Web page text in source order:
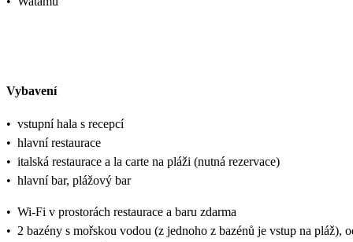
Vybavení
• vstupní hala s recepcí
• hlavní restaurace
• italská restaurace a la carte na pláži (nutná rezervace)
• hlavní bar, plážový bar
• Wi-Fi v prostorách restaurace a baru zdarma
• 2 bazény s mořskou vodou (z jednoho z bazénů je vstup na pláž),